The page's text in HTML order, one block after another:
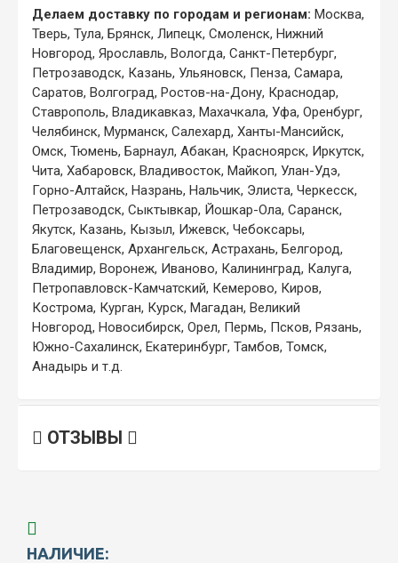
Делаем доставку по городам и регионам: Москва,
Тверь, Тула, Брянск, Липецк, Смоленск, Нижний
Новгород, Ярославль, Вологда, Санкт-Петербург,
Петрозаводск, Казань, Ульяновск, Пенза, Самара,
Саратов, Волгоград, Ростов-на-Дону, Краснодар,
Ставрополь, Владикавказ, Махачкала, Уфа, Оренбург,
Челябинск, Мурманск, Салехард, Ханты-Мансийск,
Омск, Тюмень, Барнаул, Абакан, Красноярск, Иркутск,
Чита, Хабаровск, Владивосток, Майкоп, Улан-Удэ,
Горно-Алтайск, Назрань, Нальчик, Элиста, Черкесск,
Петрозаводск, Сыктывкар, Йошкар-Ола, Саранск,
Якутск, Казань, Кызыл, Ижевск, Чебоксары,
Благовещенск, Архангельск, Астрахань, Белгород,
Владимир, Воронеж, Иваново, Калининград, Калуга,
Петропавловск-Камчатский, Кемерово, Киров,
Кострома, Курган, Курск, Магадан, Великий
Новгород, Новосибирск, Орел, Пермь, Псков, Рязань,
Южно-Сахалинск, Екатеринбург, Тамбов, Томск,
Анадырь и т.д.
ОТЗЫВЫ
НАЛИЧИЕ: